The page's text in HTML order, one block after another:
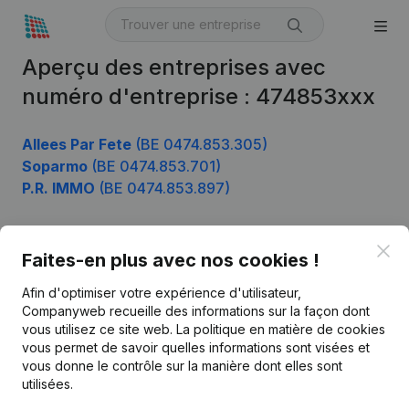
Aperçu des entreprises avec
numéro d'entreprise : 474853xxx
Allees Par Fete (BE 0474.853.305)
Soparmo (BE 0474.853.701)
P.R. IMMO (BE 0474.853.897)
Faites-en plus avec nos cookies !
Afin d'optimiser votre expérience d'utilisateur,
Companyweb recueille des informations sur la façon dont
vous utilisez ce site web. La politique en matière de cookies
vous permet de savoir quelles informations sont visées et
vous donne le contrôle sur la manière dont elles sont
utilisées.
Français
Kantorenpark Everest
Produit
Informations d’entreprise
Monitoring
Recherche internationale